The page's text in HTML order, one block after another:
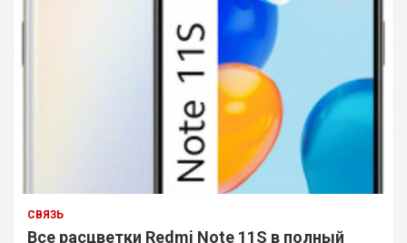
СВЯЗЬ
Все расцветки Redmi Note 11S в полный